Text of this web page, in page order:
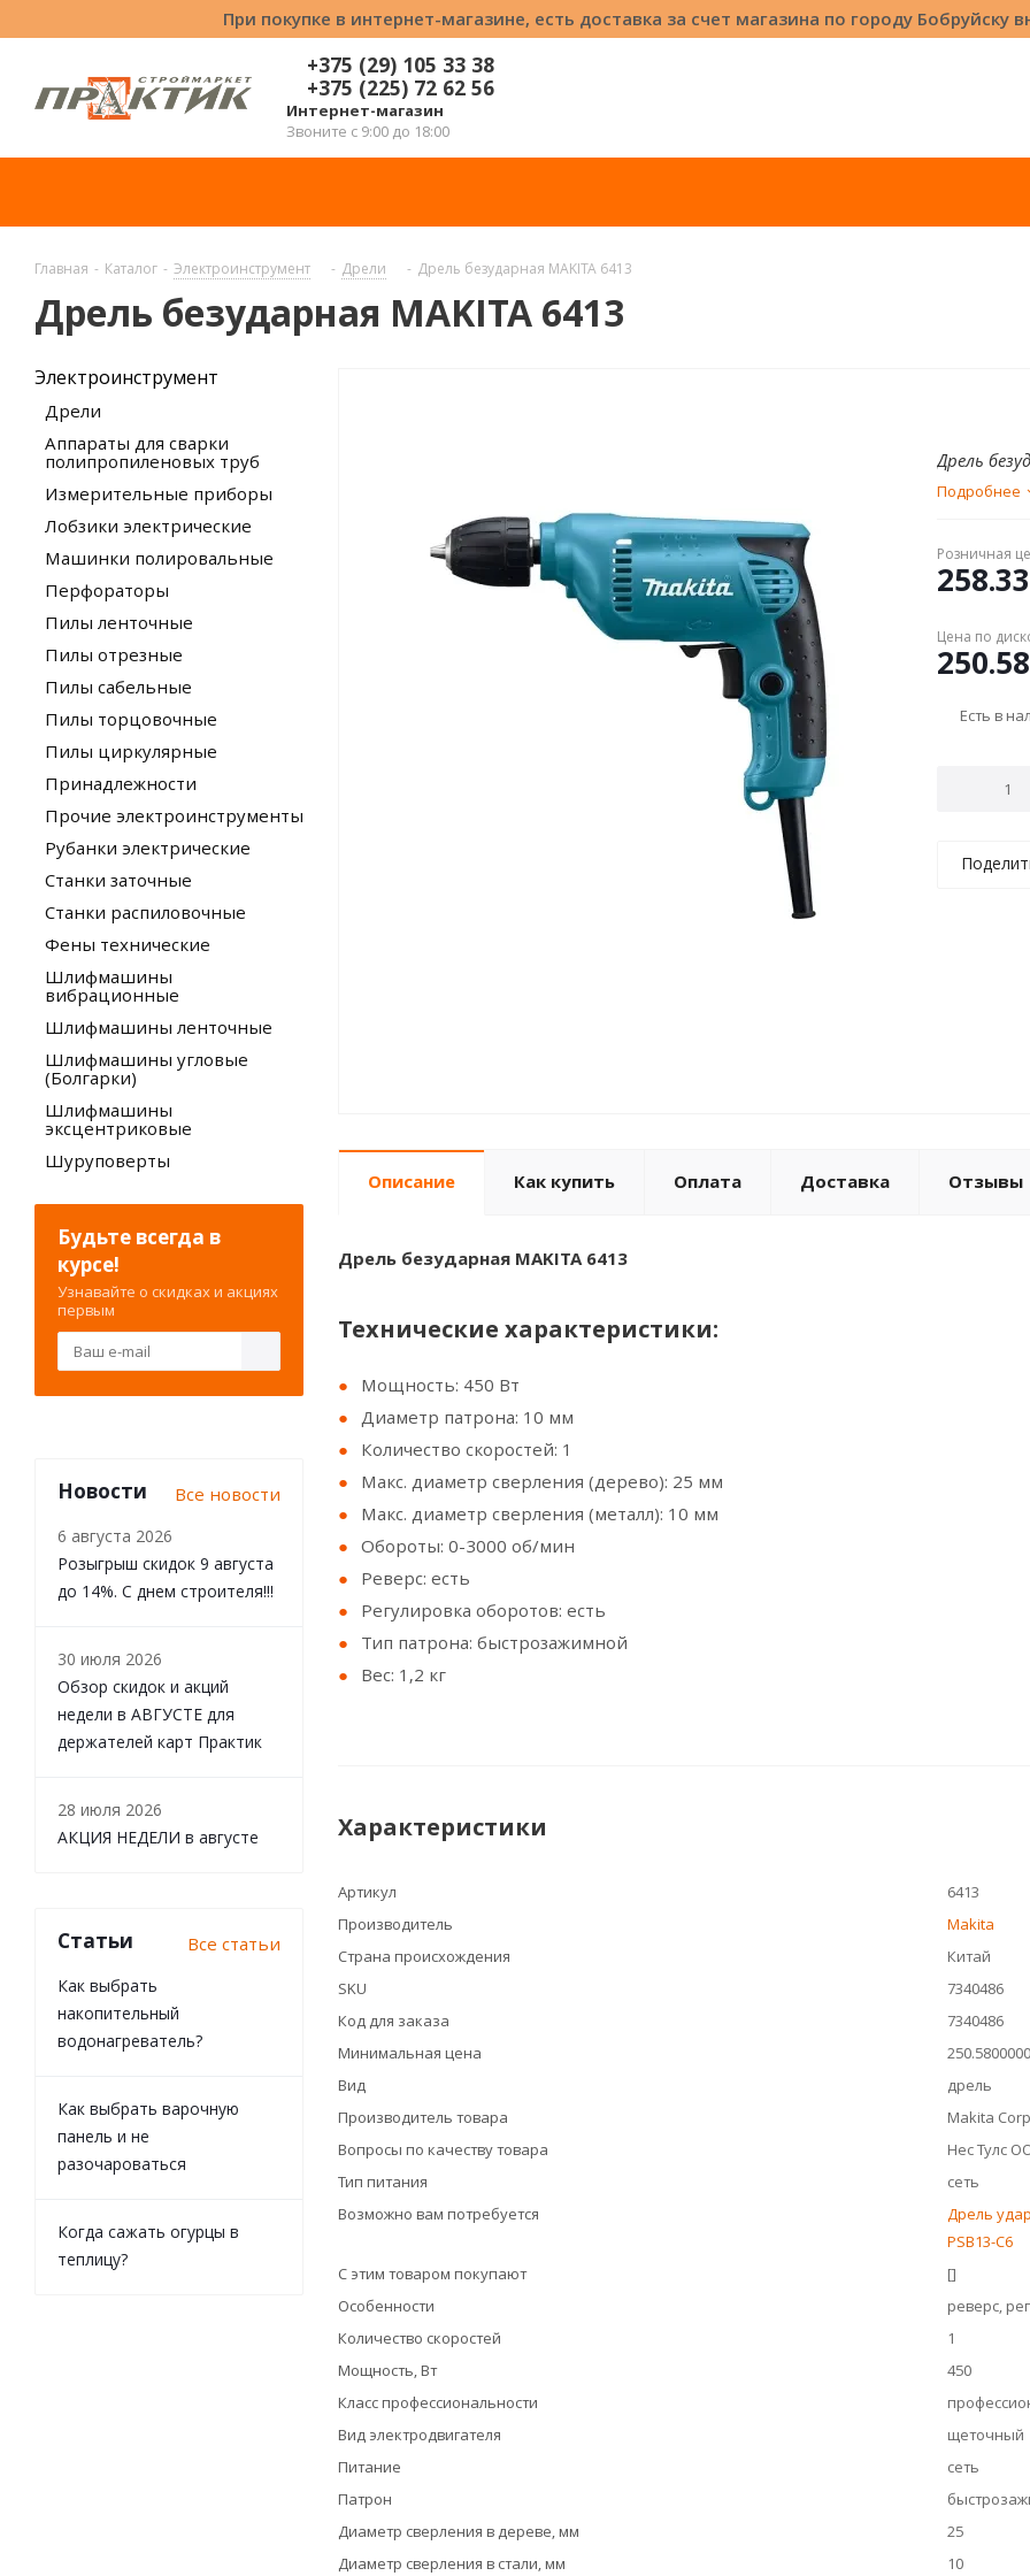
При покупке в интернет-магазине, есть доставка за счет магазина по городу Бобруйску
+375 (29) 105 33 38
+375 (225) 72 62 56
Интернет-магазин
Звоните с 9:00 до 18:00
Главная - Каталог - Электроинструмент - Дрели - Дрель безударная MAKITA 6413
Дрель безударная MAKITA 6413
Дрель
Подробнее
Розничная
258.33
Цена по
250.58
Есть в
Описание Как купить Оплата Доставка Отзывы
Дрель безударная MAKITA 6413
Технические характеристики:
Мощность: 450 Вт
Диаметр патрона: 10 мм
Количество скоростей: 1
Макс. диаметр сверления (дерево): 25 мм
Макс. диаметр сверления (металл): 10 мм
Обороты: 0-3000 об/мин
Реверс: есть
Регулировка оборотов: есть
Тип патрона: быстрозажимной
Вес: 1,2 кг
Характеристики
Артикул
6413
Производитель
Makita
Страна происхождения
Китай
SKU
7340486
Код для заказа
7340486
Минимальная цена
Вид
дрель
Производитель товара
Makita
Вопросы по качеству товара
Нес Тулс
Тип питания
сеть
Возможно вам потребуется
Дрель
PSB13-C6
С этим товаром покупают
[]
Особенности
реверс,
Количество скоростей
1
Мощность, Вт
450
Класс профессиональности
Вид электродвигателя
щеточный
Питание
сеть
Патрон
Диаметр сверления в дереве, мм
25
Диаметр сверления в стали, мм
10
Электроинструмент
Дрели
Аппараты для сварки
полипропиленовых труб
Измерительные приборы
Лобзики электрические
Машинки полировальные
Перфораторы
Пилы ленточные
Пилы отрезные
Пилы сабельные
Пилы торцовочные
Пилы циркулярные
Принадлежности
Прочие электроинструменты
Рубанки электрические
Станки заточные
Станки распиловочные
Фены технические
Шлифмашины
вибрационные
Шлифмашины ленточные
Шлифмашины угловые
(Болгарки)
Шлифмашины
эксцентриковые
Шуруповерты
Будьте всегда в
курсе!
Узнавайте о скидках и акциях
первым
Новости Все новости
6 августа 2026
Розыгрыш скидок 9 августа
до 14%. С днем строителя!!!
30 июля 2026
Обзор скидок и акций
недели в АВГУСТЕ для
держателей карт Практик
28 июля 2026
АКЦИЯ НЕДЕЛИ в августе
Статьи Все статьи
Как выбрать
накопительный
водонагреватель?
Как выбрать варочную
панель и не
разочароваться
Когда сажать огурцы в
теплицу?